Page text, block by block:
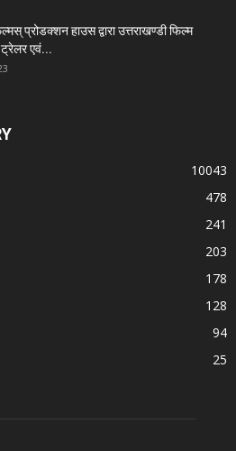
प्रोडक्शन हाउस द्वारा उत्तराखण्डी फिल्म
ट्रेलर एवं...
10043
478
241
203
178
128
94
25